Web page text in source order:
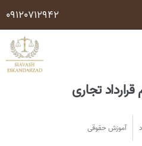
09120712942
تجاری
آموزش حقوقی